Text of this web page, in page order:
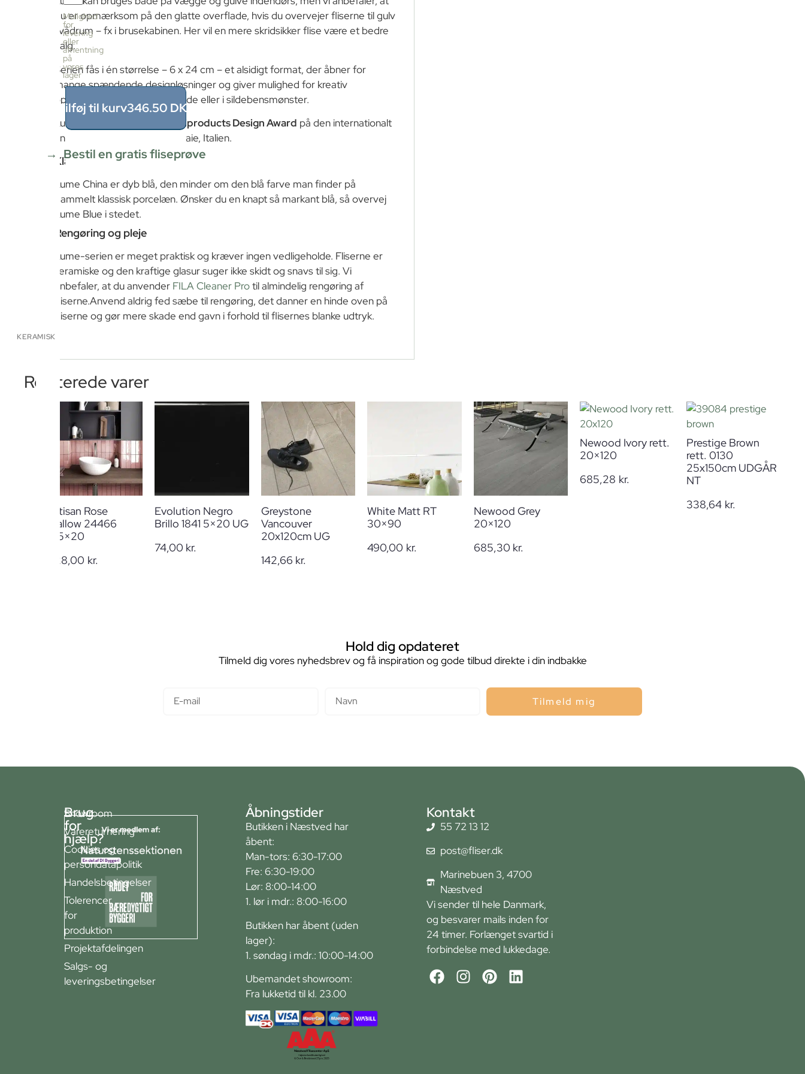
KERAMISK
pr.
kasse
36
stk
≈
0.52m²
Pris
kasse
346.5
DKK
÷
0.52m²
1
x
346.5
=
346.50
DKK
Mulighed
for
levering
eller
afhentning
på
vores
lager
Tilføj til kurv346.50 DKK
Bestil en gratis fliseprøve
du er opmærksom på den glatte overflade, hvis du overvejer fliserne til gulv
i vådrum – fx i brusekabinen. Her vil en mere skridsikker flise være et bedre
valg.
Serien fås i én størrelse – 6 x 24 cm – et alsidigt format, der åbner for
mange spændende designløsninger og giver mulighed for kreativ
opsætning, fx liggende, stående eller i sildebensmønster.
Lume har i 2019 vundet
Archiproducts Design Award på den internationalt
anerkendte flisemesse i Cersaie, Italien.
Klassisk blå
Lume China er dyb blå, den minder om den blå farve man finder på
gammelt klassisk porcelæn. Ønsker du en knapt så markant blå, så overvej
Lume Blue i stedet.
Rengøring og pleje
Lume-serien er meget praktisk og kræver ingen vedligeholde. Fliserne er
keramiske og den kraftige glasur suger ikke skidt og snavs til sig. Vi
anbefaler, at du anvender FILA Cleaner Protil almindelig rengøring af
fliserne.Anvend aldrig fed sæbe til rengøring, det danner en hinde oven på
fliserne og gør mere skade end gavn i forhold til flisernes blanke udtryk.
Relaterede varer
Artisan Rose
Mallow 24466
6,5×20
228,00 kr.
Evolution Negro
Brillo 1841 5×20 UG
74,00 kr.
Greystone
Vancouver
20x120cm UG
142,66 kr.
White Matt RT
30×90
490,00 kr.
Newood Grey
20×120
685,30 kr.
Newood Ivory rett.
20×120
685,28 kr.
Prestige Brown
rett. 0130
25x150cm UDGÅR
NT
338,64 kr.
Hold dig opdateret
Tilmeld dig vores nyhedsbrev og få inspiration og gode tilbud direkte i din indbakke
Tilmeld mig
Brug
for
hjælp?
Showroom
Varereturnering
Cookies og
persondatapolitik
Handelsbetingelser
Tolerencer
for
produktion
Projektafdelingen
Salgs- og
leveringsbetingelser
Åbningstider
Butikken i Næstved har
åbent:
Man-tors: 6:30-17:00
Fre: 6:30-19:00
Lør: 8:00-14:00
1. lør i mdr.: 8:00-16:00
Butikken har åbent (uden
lager):
1. søndag i mdr.: 10:00-14:00
Ubemandet showroom:
Fra lukketid til kl. 23.00
Kontakt
55 72 13 12
post@fliser.dk
Marinebuen 3, 4700
Næstved
Vi sender til hele Danmark,
og besvarer mails inden for
24 timer. Forlænget svartid i
forbindelse med lukkedage.